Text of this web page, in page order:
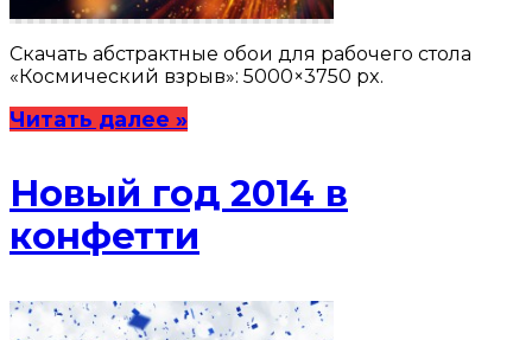
Скачать абстрактные обои для рабочего стола
«Космический взрыв»: 5000×3750 px.
Читать далее »
Новый год 2014 в
конфетти